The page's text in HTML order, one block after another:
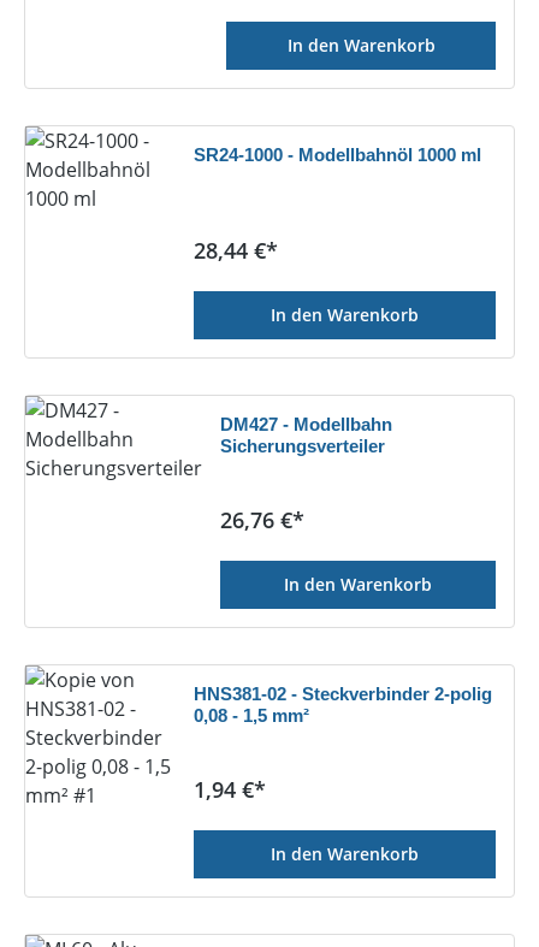
In den Warenkorb
SR24-1000 - Modellbahnöl 1000 ml
Regulärer Preis:
28,44 €*
In den Warenkorb
DM427 - Modellbahn
Sicherungsverteiler
Regulärer Preis:
26,76 €*
In den Warenkorb
HNS381-02 - Steckverbinder 2-polig
0,08 - 1,5 mm²
Regulärer Preis:
1,94 €*
In den Warenkorb